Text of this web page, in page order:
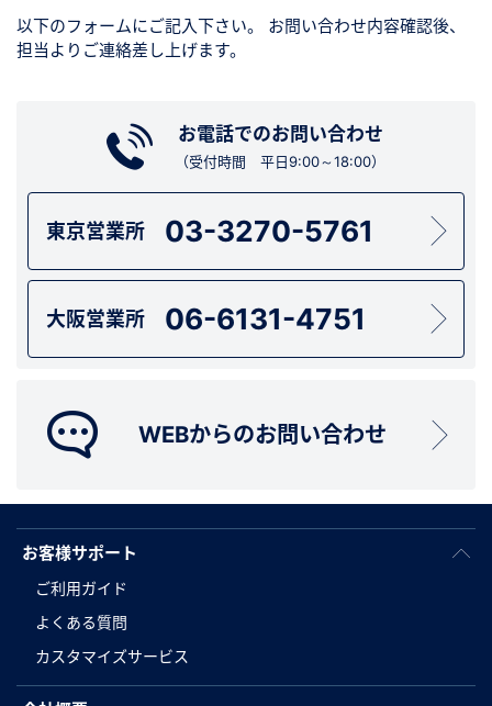
以下のフォームにご記入下さい。
お問い合わせ内容確認後、
担当よりご連絡差し上げます。
お電話でのお問い合わせ
（受付時間 平日9:00～18:00）
東京営業所 03-3270-5761
大阪営業所 06-6131-4751
WEBからのお問い合わせ
お客様サポート
ご利用ガイド
よくある質問
カスタマイズサービス
※メールアドレスを忘れた方は、お問い合わせページ よりお問い合わせくださ
い